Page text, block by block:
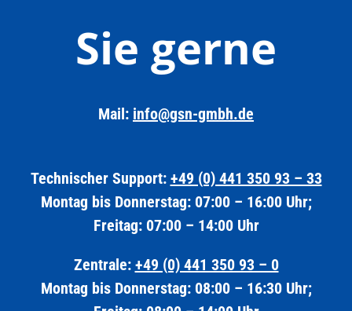
Sie gerne
Mail: info@gsn-gmbh.de
Technischer Support: +49 (0) 441 350 93 – 33
Montag bis Donnerstag: 07:00 – 16:00 Uhr;
Freitag: 07:00 – 14:00 Uhr
Zentrale: +49 (0) 441 350 93 – 0
Montag bis Donnerstag: 08:00 – 16:30 Uhr;